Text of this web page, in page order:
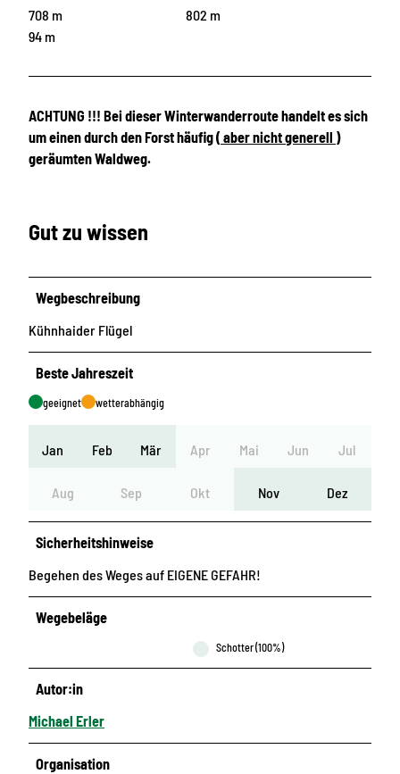
708 m
802 m
94 m
ACHTUNG !!! Bei dieser Winterwanderroute handelt es sich
um einen durch den Forst häufig ( aber nicht generell )
geräumten Waldweg.
Gut zu wissen
Wegbeschreibung
Kühnhaider Flügel
Beste Jahreszeit
geeignet wetterabhängig
Jan Feb Mär Apr Mai Jun Jul
Aug Sep Okt Nov Dez
Sicherheitshinweise
Begehen des Weges auf EIGENE GEFAHR!
Wegebeläge
Schotter (100%)
Autor:in
Michael Erler
Organisation